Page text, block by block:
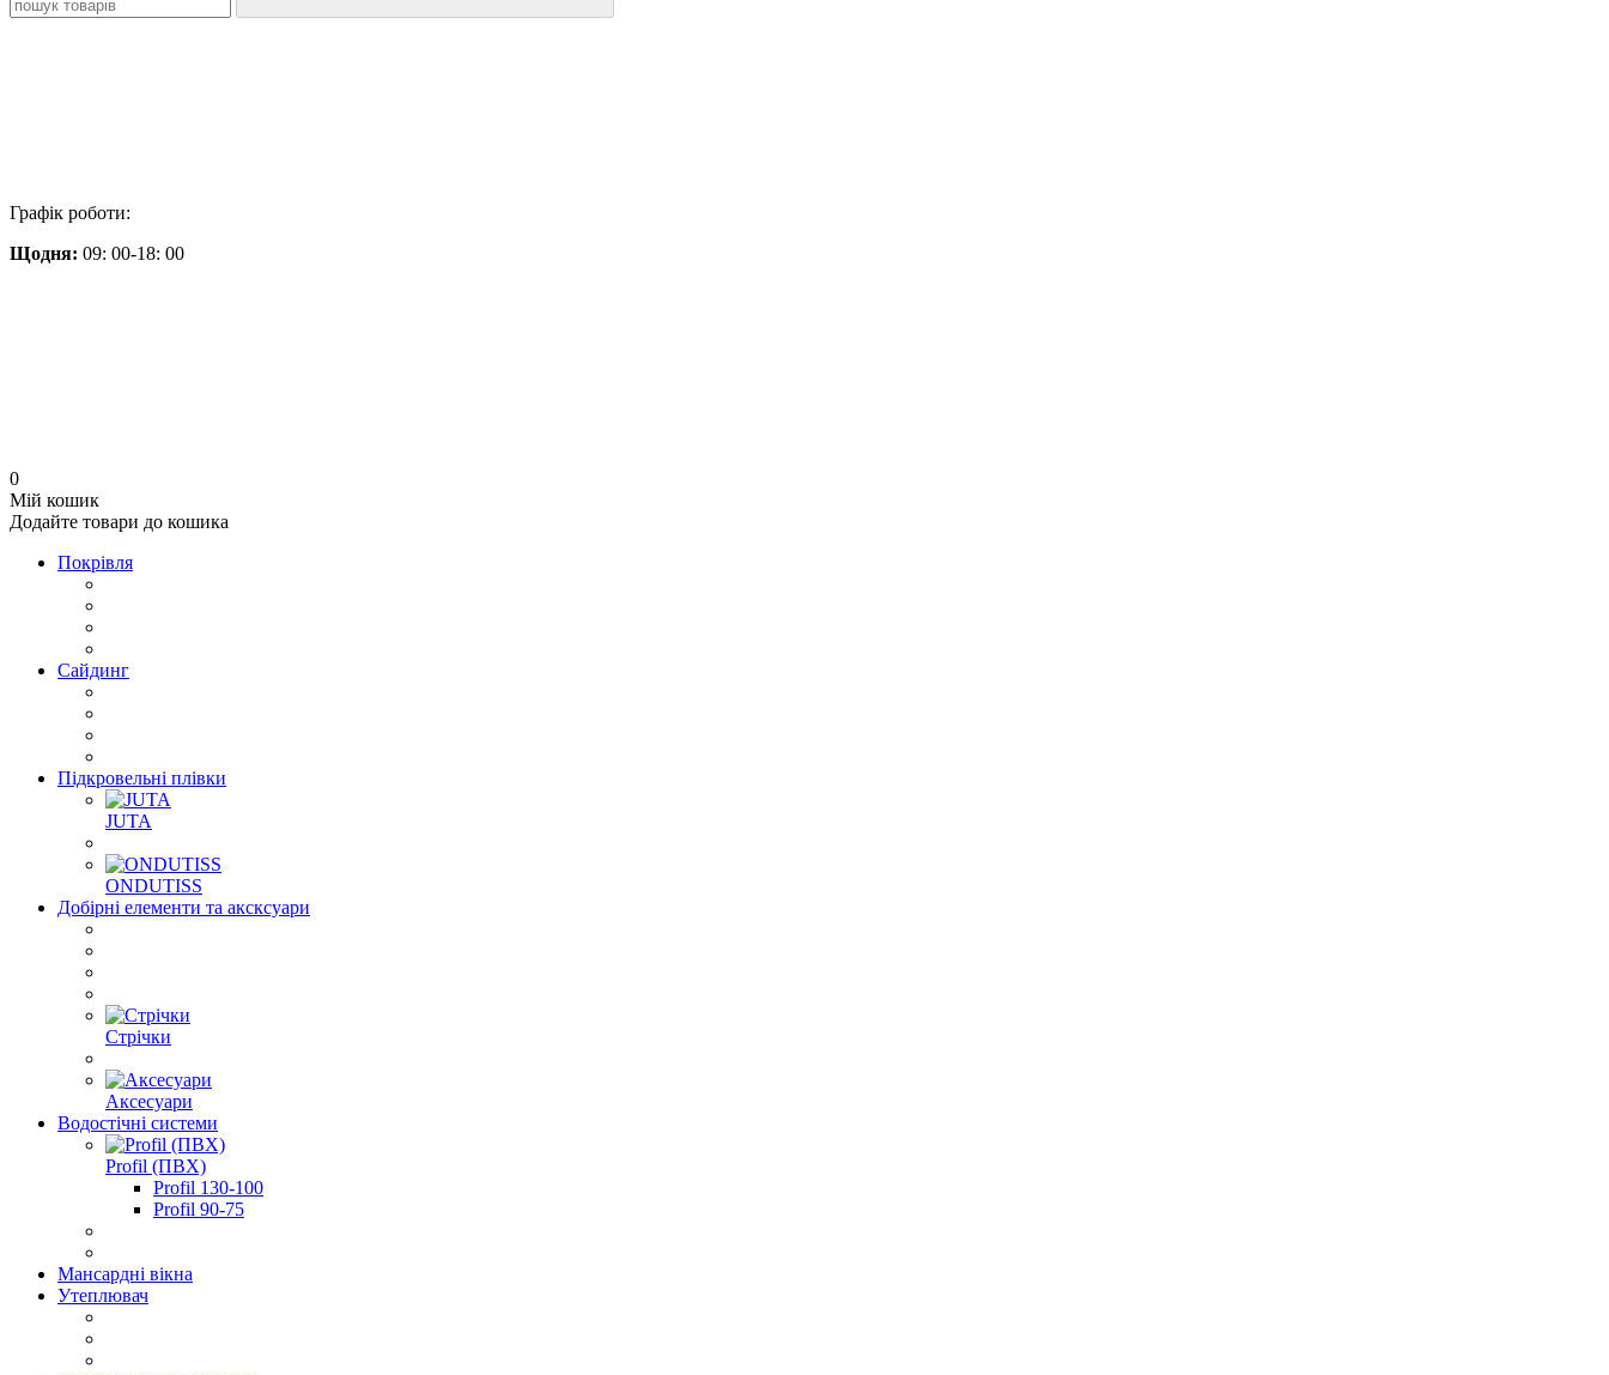
Графік роботи:
Щодня: 09: 00-18: 00
0
Мій кошик
Додайте товари до кошика
Покрівля
Сайдинг
Підкровельні плівки
JUTA
ONDUTISS
Добірні елементи та аксксуари
Стрічки
Аксесуари
Водостічні системи
Profil (ПВХ)
Profil 130-100
Profil 90-75
Мансардні вікна
Утеплювач